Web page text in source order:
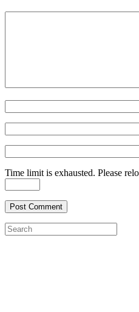
Time limit is exhausted. Please